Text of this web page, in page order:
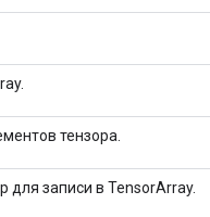
тензора.
для записи в TensorArray.